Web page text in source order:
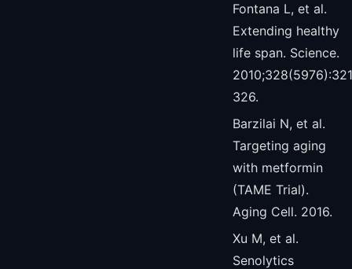
Fontana L, et al.
Extending healthy
life span. Science.
326.
Barzilai N, et al.
Targeting aging
with metformin
(TAME Trial).
Aging Cell. 2016.
Xu M, et al.
Senolytics